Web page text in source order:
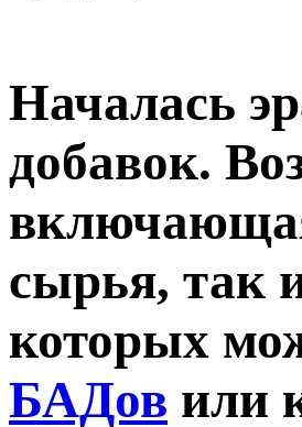
Началась
добавок.
сырья, так
которых
БАДов или